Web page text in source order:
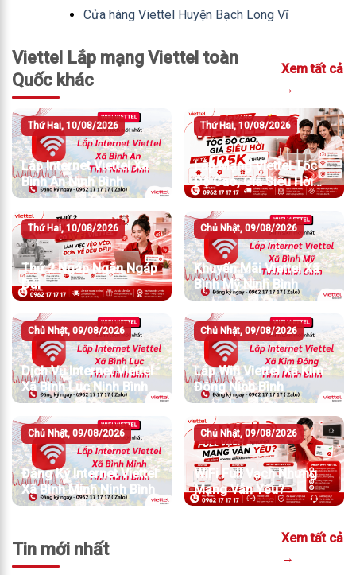
Cửa hàng Viettel Huyện Bạch Long Vĩ
Viettel Lắp mạng Viettel toàn
Quốc khác
Xem tất cả
→
Thứ Hai, 10/08/2026
Lắp Internet Viettel Xã
Bình An Ninh Bình
Thứ Hai, 10/08/2026
Lắp Mạng Viettel Tốc
Độ Cao, Giá Siêu Hời
Chỉ Từ 195K/Tháng
Thứ Hai, 10/08/2026
Thứ 2 Ngáp Ngắn Ngáp
Dài
Chủ Nhật, 09/08/2026
Khuyến Mãi Viettel Xã
Bình Mỹ Ninh Bình
Chủ Nhật, 09/08/2026
Dịch Vụ Internet Viettel
Xã Bình Lục Ninh Bình
Chủ Nhật, 09/08/2026
Lắp Wifi Viettel Xã Kim
Đông Ninh Bình
Chủ Nhật, 09/08/2026
Đăng Ký Internet Viettel
Xã Bình Minh Ninh Bình
Chủ Nhật, 09/08/2026
WiFi Full Vạch Nhưng
Mạng Vẫn Yếu?
Tin mới nhất
Xem tất cả
→